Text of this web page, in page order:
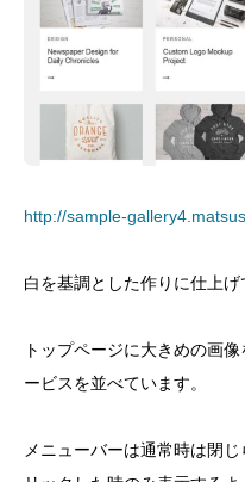
http://sample-
白を基調とした作りに仕上げ
トップページに大きめの画
ービスを並べています。
メニューバーは通常時は閉